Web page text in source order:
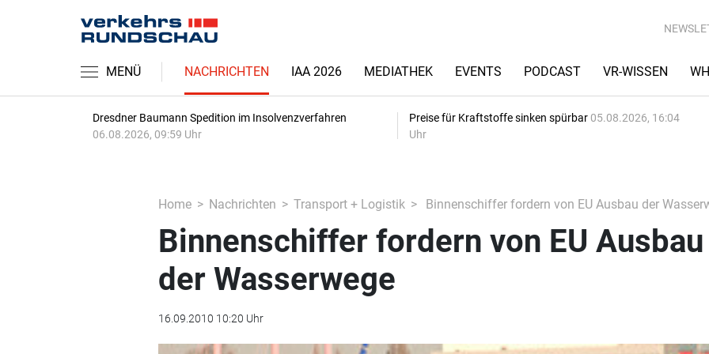
MENÜ NACHRICHTEN IAA 2026 MEDIATHEK EVENTS PODCAST VR-WISSEN
Dresdner Baumann Spedition im Insolvenzverfahren
06.08.2026, 09:59 Uhr
Preise für Kraftstoffe sinken spürbar 05.08.2026, 16:04
Uhr
Home Nachrichten Transport + Logistik Binnenschiffer fordern von EU Ausbau der
Binnenschiffer fordern von EU Ausbau
der Wasserwege
16.09.2010 10:20 Uhr